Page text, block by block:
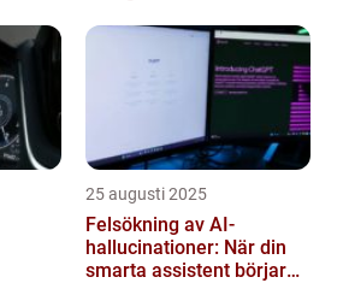
25 augusti 2025
Felsökning av AI-
hallucinationer: När din
smarta assistent börjar